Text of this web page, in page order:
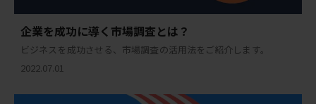
企業を成功に導く市場調査とは？
ビジネスを成功させる、市場調査の活用法をご紹介します。
2022.07.01